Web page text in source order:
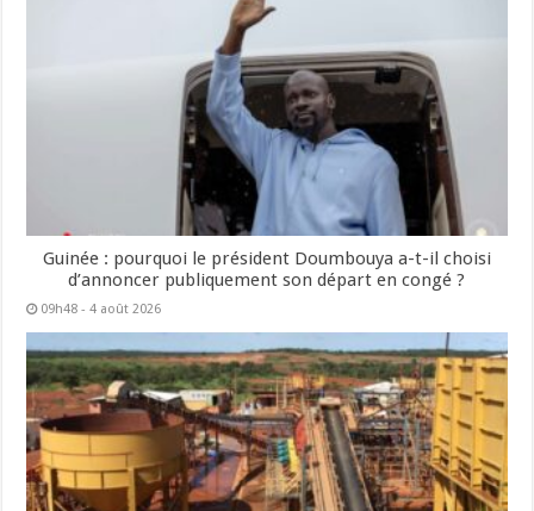
Guinée : pourquoi le président Doumbouya a-t-il choisi
d’annoncer publiquement son départ en congé ?
09h48 - 4 août 2026